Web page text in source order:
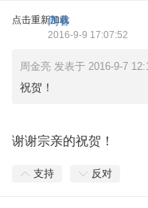
点击重新加载
周睿
2016-9-9 17:07:52
周金亮 发表于 2016-9-7
祝贺！
谢谢宗亲的祝贺！
支持 反对